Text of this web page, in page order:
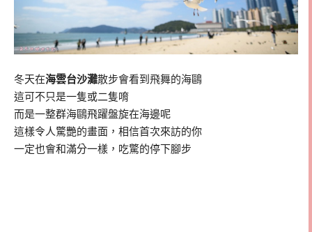
冬天在海雲台沙灘散步會看到飛舞的海鷗
這可不只是一隻或二隻唷
而是一整群海鷗飛躍盤旋在海邊呢
這樣令人驚艷的畫面，相信首次來訪的你
一定也會和滿分一樣，吃驚的停下腳步